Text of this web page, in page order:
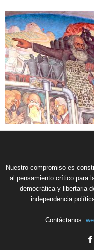
Nuestro compromiso es
al pensamiento crítico para
democrática y libertaria
independencia
Contáctanos: